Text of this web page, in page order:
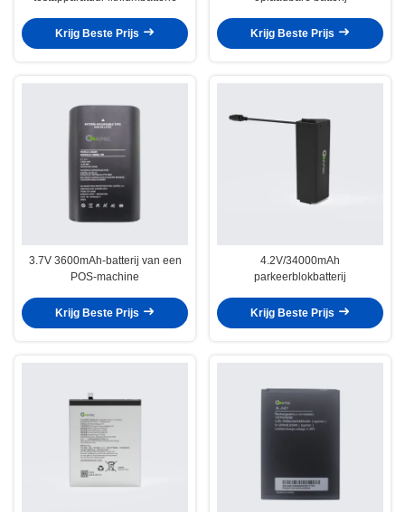
Krijg Beste Prijs Krijg Beste Prijs
3.7V 3600mAh-batterij van een
POS-machine
Krijg Beste Prijs
4.2V/34000mAh
parkeerblokbatterij
Krijg Beste Prijs